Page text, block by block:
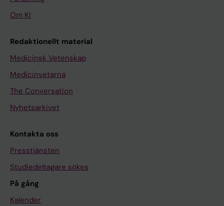
Om KI
Redaktionellt material
Medicinsk Vetenskap
Medicinvetarna
The Conversation
Nyhetsarkivet
Kontakta oss
Presstjänsten
Studiedeltagare sökes
På gång
Kalender